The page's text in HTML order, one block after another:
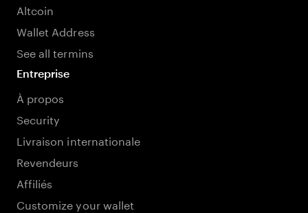
Altcoin
Wallet Address
See all termins
Entreprise
À propos
Security
Livraison internationale
Revendeurs
Affiliés
Customize your wallet